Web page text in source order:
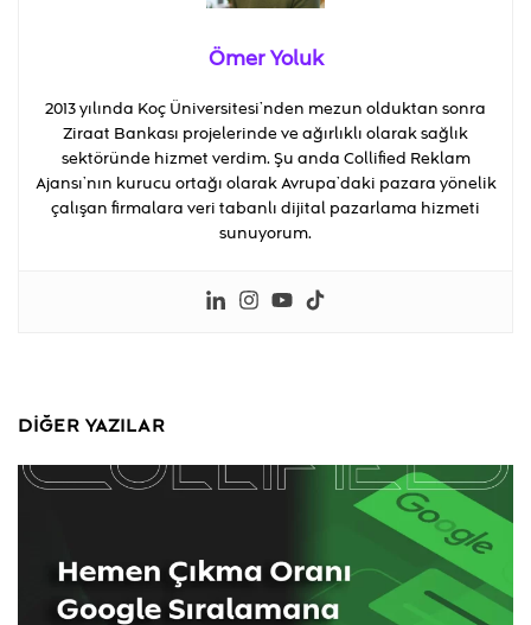
Ömer Yoluk
2013 yılında Koç Üniversitesi’nden mezun olduktan sonra
Ziraat Bankası projelerinde ve ağırlıklı olarak sağlık
sektöründe hizmet verdim. Şu anda Collified Reklam
Ajansı’nın kurucu ortağı olarak Avrupa’daki pazara yönelik
çalışan firmalara veri tabanlı dijital pazarlama hizmeti
sunuyorum.
DIĞER YAZILAR